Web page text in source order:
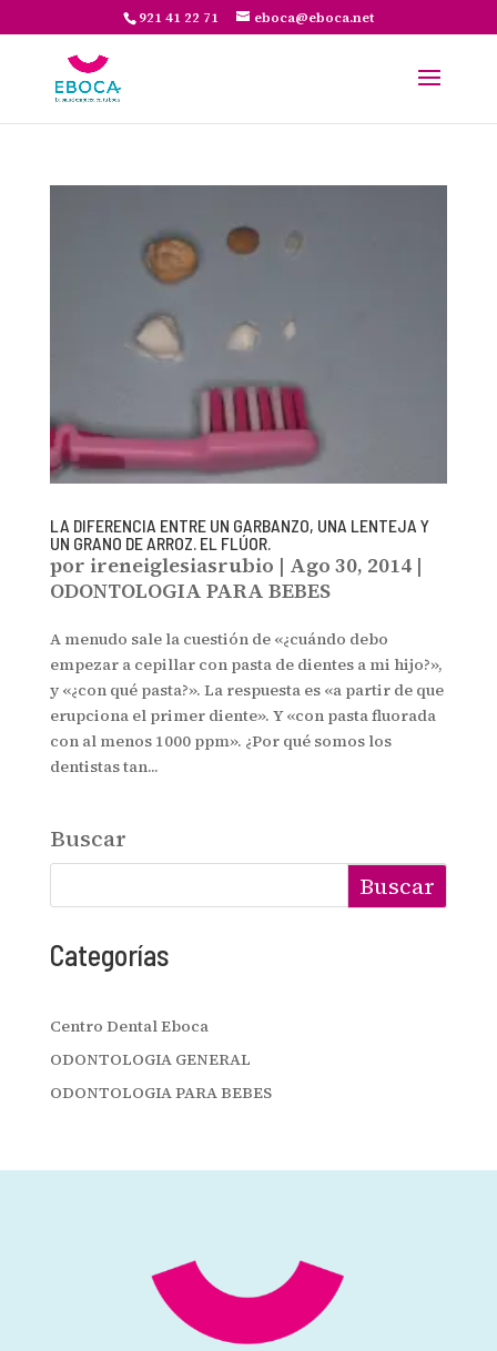
921 41 22 71 eboca@eboca.net
LA DIFERENCIA ENTRE UN GARBANZO, UNA LENTEJA Y
UN GRANO DE ARROZ. EL FLÚOR.
por ireneiglesiasrubio | Ago 30, 2014|
ODONTOLOGIA PARA BEBES
A menudo sale la cuestión de «¿cuándo debo
empezar a cepillar con pasta de dientes a mi hijo?»,
y «¿con qué pasta?». La respuesta es «a partir de que
erupciona el primer diente». Y «con pasta fluorada
con al menos 1000 ppm». ¿Por qué somos los
dentistas tan...
Buscar
Buscar
Categorías
Centro Dental Eboca
ODONTOLOGIA GENERAL
ODONTOLOGIA PARA BEBES